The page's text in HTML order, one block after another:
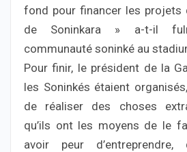
fond pour financer les projets
de Soninkara » a-t-il
communauté soninké au
Pour finir, le président de la
les Soninkés étaient
de réaliser des choses
qu’ils ont les moyens de le
avoir peur